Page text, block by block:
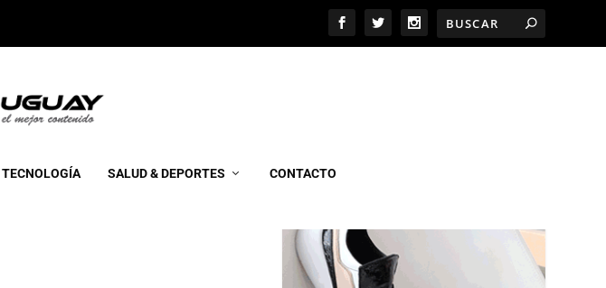
TECNOLOGÍA SALUD & DEPORTES CONTACTO